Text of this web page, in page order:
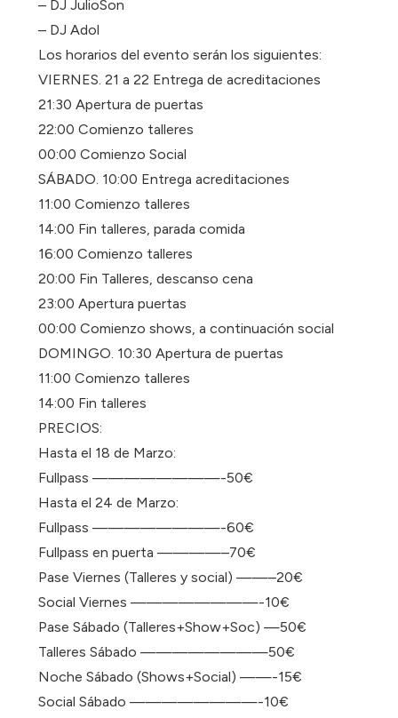
– DJ JulioSon
– DJ Adol
Los horarios del evento serán los siguientes:
VIERNES. 21 a 22 Entrega de acreditaciones
21:30 Apertura de puertas
22:00 Comienzo talleres
00:00 Comienzo Social
SÁBADO. 10:00 Entrega acreditaciones
11:00 Comienzo talleres
14:00 Fin talleres, parada comida
16:00 Comienzo talleres
20:00 Fin Talleres, descanso cena
23:00 Apertura puertas
00:00 Comienzo shows, a continuación social
DOMINGO. 10:30 Apertura de puertas
11:00 Comienzo talleres
14:00 Fin talleres
PRECIOS:
Hasta el 18 de Marzo:
Fullpass ————————-50€
Hasta el 24 de Marzo:
Fullpass ————————-60€
Fullpass en puerta ————–70€
Pase Viernes (Talleres y social) ——–20€
Social Viernes ————————-10€
Pase Sábado (Talleres+Show+Soc) —50€
Talleres Sábado ————————50€
Noche Sábado (Shows+Social) ——-15€
Social Sábado ————————-10€